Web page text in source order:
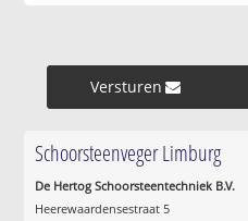
Versturen »
Schoorsteenveger Limburg
De Hertog Schoorsteentechniek B.V.
Heerewaardensestraat 5